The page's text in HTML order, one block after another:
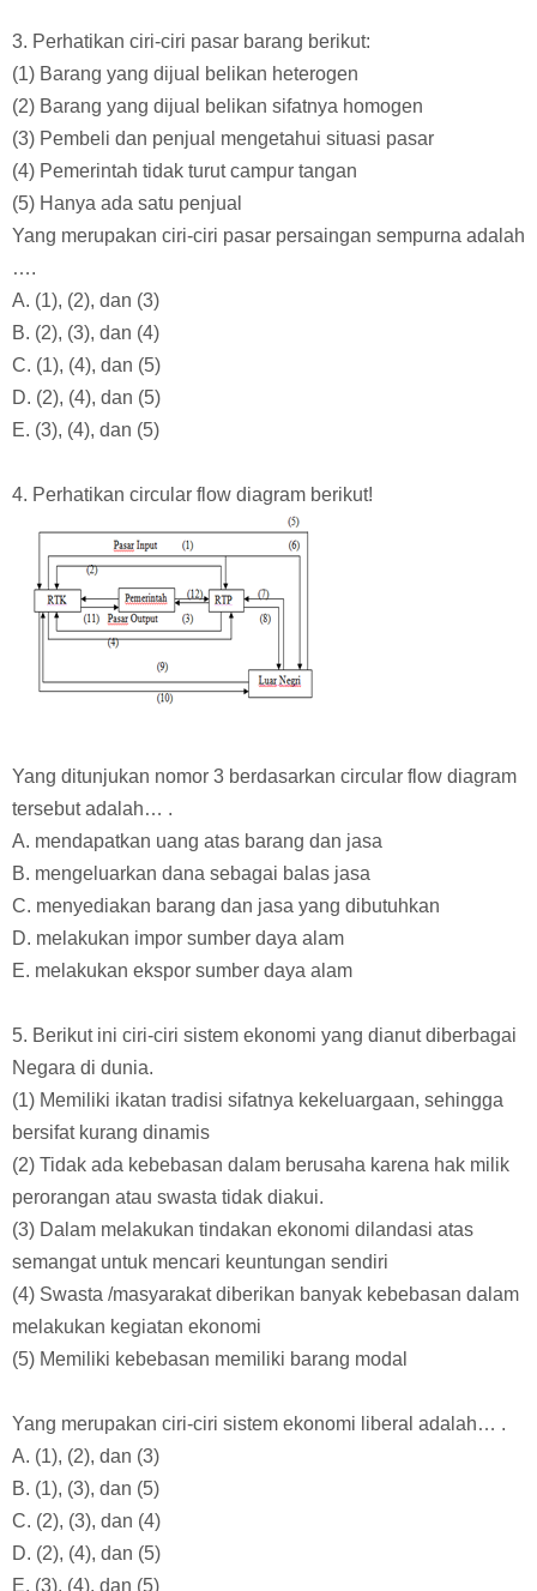
3. Perhatikan ciri-ciri pasar barang berikut:
(1) Barang yang dijual belikan heterogen
(2) Barang yang dijual belikan sifatnya homogen
(3) Pembeli dan penjual mengetahui situasi pasar
(4) Pemerintah tidak turut campur tangan
(5) Hanya ada satu penjual
Yang merupakan ciri-ciri pasar persaingan sempurna adalah
….
A. (1), (2), dan (3)
B. (2), (3), dan (4)
C. (1), (4), dan (5)
D. (2), (4), dan (5)
E. (3), (4), dan (5)
4. Perhatikan circular flow diagram berikut!
Yang ditunjukan nomor 3 berdasarkan circular flow diagram
tersebut adalah… .
A. mendapatkan uang atas barang dan jasa
B. mengeluarkan dana sebagai balas jasa
C. menyediakan barang dan jasa yang dibutuhkan
D. melakukan impor sumber daya alam
E. melakukan ekspor sumber daya alam
5. Berikut ini ciri-ciri sistem ekonomi yang dianut diberbagai
Negara di dunia.
(1) Memiliki ikatan tradisi sifatnya kekeluargaan, sehingga
bersifat kurang dinamis
(2) Tidak ada kebebasan dalam berusaha karena hak milik
perorangan atau swasta tidak diakui.
(3) Dalam melakukan tindakan ekonomi dilandasi atas
semangat untuk mencari keuntungan sendiri
(4) Swasta /masyarakat diberikan banyak kebebasan dalam
melakukan kegiatan ekonomi
(5) Memiliki kebebasan memiliki barang modal
Yang merupakan ciri-ciri sistem ekonomi liberal adalah… .
A. (1), (2), dan (3)
B. (1), (3), dan (5)
C. (2), (3), dan (4)
D. (2), (4), dan (5)
E. (3), (4), dan (5)